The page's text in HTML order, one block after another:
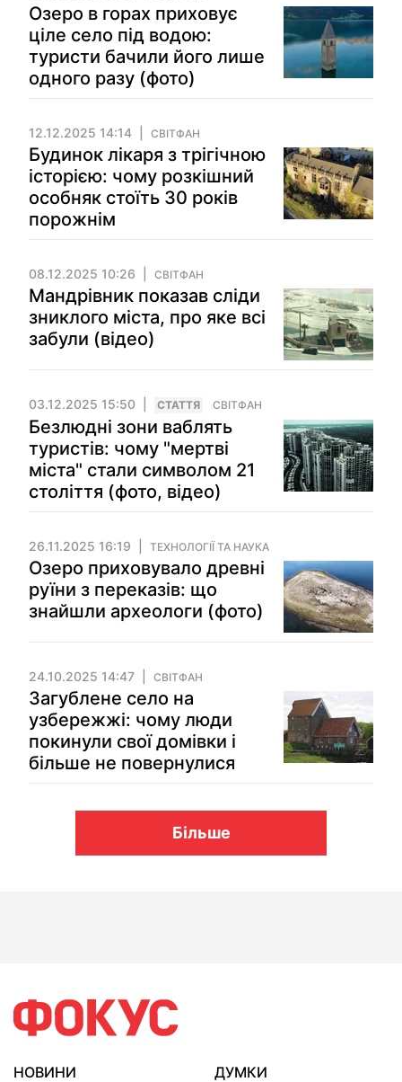
Озеро в горах приховує
ціле село під водою:
туристи бачили його лише
одного разу (фото)
12.12.2025 14:14 СВІТФАН
Будинок лікаря з трігічною
історією: чому розкішний
особняк стоїть 30 років
порожнім
08.12.2025 10:26 СВІТФАН
Мандрівник показав сліди
зниклого міста, про яке всі
забули (відео)
03.12.2025 15:50 СТАТТЯ СВІТФАН
Безлюдні зони ваблять
туристів: чому "мертві
міста" стали символом 21
століття (фото, відео)
26.11.2025 16:19 ТЕХНОЛОГІЇ ТА НАУКА
Озеро приховувало древні
руїни з переказів: що
знайшли археологи (фото)
24.10.2025 14:47 СВІТФАН
Загублене село на
узбережжі: чому люди
покинули свої домівки і
більше не повернулися
Більше
НОВИНИ
ДУМКИ